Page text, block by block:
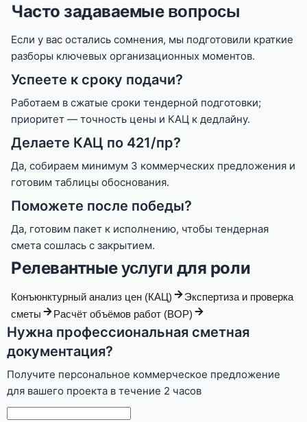
Часто задаваемые вопросы
Если у вас остались сомнения, мы подготовили краткие
разборы ключевых организационных моментов.
Успеете к сроку подачи?
Работаем в сжатые сроки тендерной подготовки;
приоритет — точность цены и КАЦ к дедлайну.
Делаете КАЦ по 421/пр?
Да, собираем минимум 3 коммерческих предложения и
готовим таблицы обоснования.
Поможете после победы?
Да, готовим пакет к исполнению, чтобы тендерная
смета сошлась с закрытием.
Релевантныеуслуги для роли
Конъюнктурный анализ цен (КАЦ)
Экспертиза и проверка
сметы
Расчёт объёмов работ (ВОР)
Нужна профессиональная сметная
документация?
Получите персональное коммерческое предложение
для вашего проекта в течение 2 часов